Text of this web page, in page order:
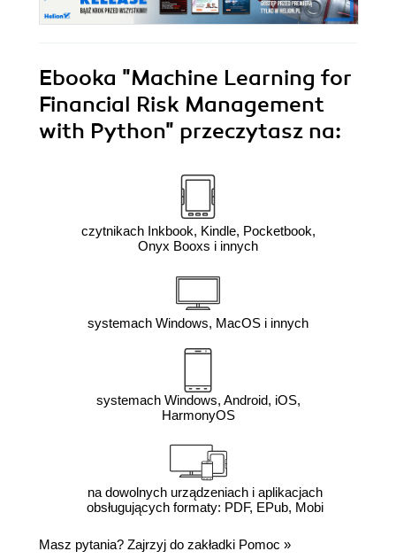
Ebooka "Machine Learning for
Financial Risk Management
with Python" przeczytasz na:
czytnikach Inkbook, Kindle, Pocketbook,
Onyx Booxs i innych
systemach Windows, MacOS i innych
systemach Windows, Android, iOS,
HarmonyOS
na dowolnych urządzeniach i aplikacjach
obsługujących formaty: PDF, EPub, Mobi
Masz pytania? Zajrzyj do zakładki Pomoc »